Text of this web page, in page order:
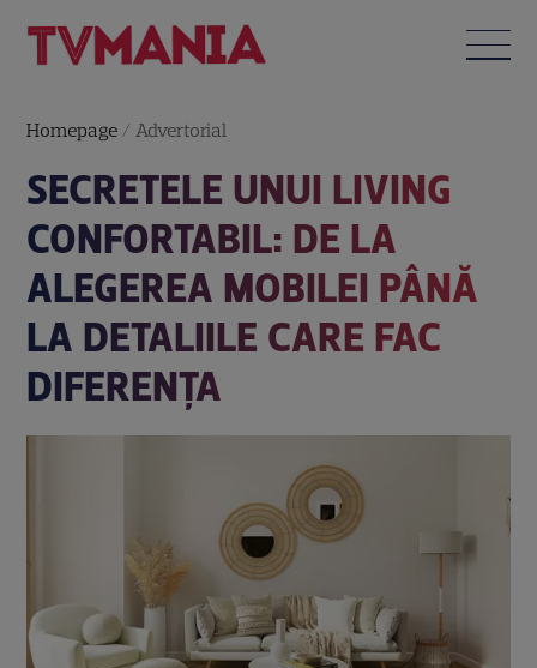
Homepage / Advertorial
SECRETELE UNUI LIVING
CONFORTABIL: DE LA
ALEGEREA MOBILEI PÂNĂ
LA DETALIILE CARE FAC
DIFERENȚA